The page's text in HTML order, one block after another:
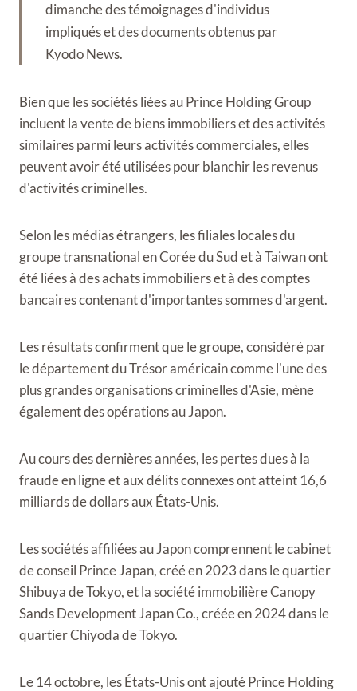
dimanche des témoignages d'individus
impliqués et des documents obtenus par
Kyodo News.
Bien que les sociétés liées au Prince Holding Group
incluent la vente de biens immobiliers et des activités
similaires parmi leurs activités commerciales, elles
peuvent avoir été utilisées pour blanchir les revenus
d'activités criminelles.
Selon les médias étrangers, les filiales locales du
groupe transnational en Corée du Sud et à Taiwan ont
été liées à des achats immobiliers et à des comptes
bancaires contenant d'importantes sommes d'argent.
Les résultats confirment que le groupe, considéré par
le département du Trésor américain comme l'une des
plus grandes organisations criminelles d'Asie, mène
également des opérations au Japon.
Au cours des dernières années, les pertes dues à la
fraude en ligne et aux délits connexes ont atteint 16,6
milliards de dollars aux États-Unis.
Les sociétés affiliées au Japon comprennent le cabinet
de conseil Prince Japan, créé en 2023 dans le quartier
Shibuya de Tokyo, et la société immobilière Canopy
Sands Development Japan Co., créée en 2024 dans le
quartier Chiyoda de Tokyo.
Le 14 octobre, les États-Unis ont ajouté Prince Holding